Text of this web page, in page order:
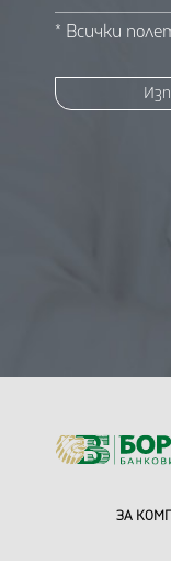
* Всички
ЗА